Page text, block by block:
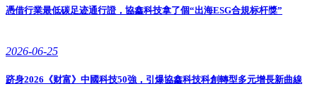
憑借行業最低碳足迹通行證，協鑫科技拿了個“出海ESG合規标杆獎”
2026-06-25
跻身2026《财富》中國科技50強，引爆協鑫科技科創轉型多元增長新曲線